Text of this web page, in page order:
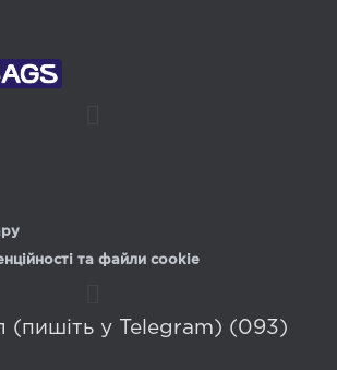
та файли cookie
(пишіть у Telegram) (093)